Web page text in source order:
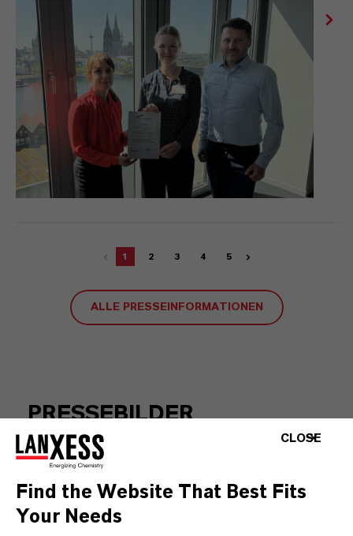
1 2 3 4 5
ALLE PRESSEINFORMATIONEN
PRESSEBILDER
Hier eine kleine Auswahl an Pressebildern.
Weitere Pressefotos unterschiedlicher
Themenbereiche finden Sie in unserer
CLOSE
Find the Website That Best Fits
Your Needs